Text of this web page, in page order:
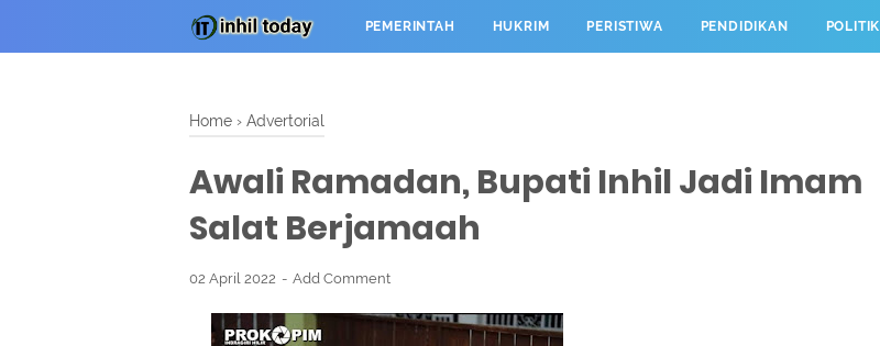
PEMERINTAH HUKRIM PERISTIWA PENDIDIKAN POLITIK
Home › Advertorial
Awali Ramadan, Bupati Inhil Jadi Imam
Salat Berjamaah
02 April 2022 Add Comment